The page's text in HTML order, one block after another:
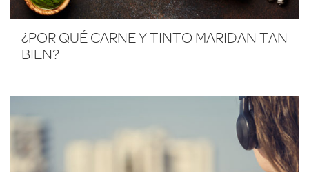
¿POR QUÉ CARNE Y TINTO MARIDAN TAN
BIEN?